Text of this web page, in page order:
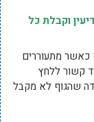
וקבלת כל
כאשר מתעוררים
קשור ללחץ
שהגוף לא מקבל